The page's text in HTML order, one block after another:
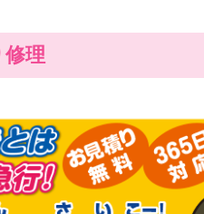
理